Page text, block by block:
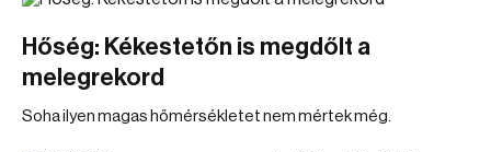
Hőség: Kékestetőn is megdőlt a
melegrekord
Soha ilyen magas hőmérsékletet nem mértek még.